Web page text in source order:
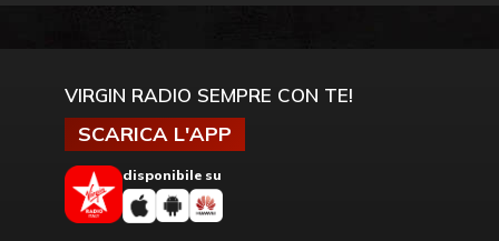
VIRGIN RADIO SEMPRE CON TE!
SCARICA L'APP
disponibile su